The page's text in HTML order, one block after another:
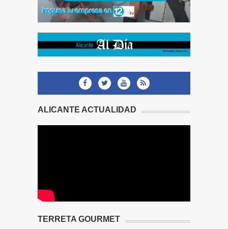
ALICANTE ACTUALIDAD
TERRETA GOURMET